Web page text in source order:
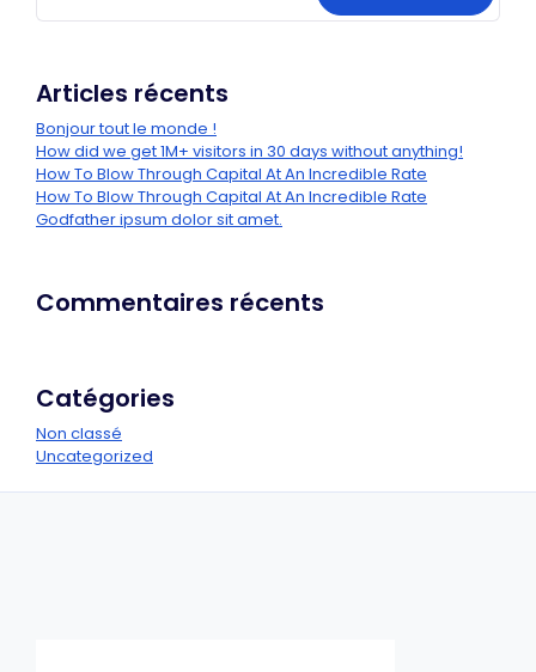
Articles récents
Bonjour tout le monde !
How did we get 1M+ visitors in 30 days without anything!
How To Blow Through Capital At An Incredible Rate
How To Blow Through Capital At An Incredible Rate
Godfather ipsum dolor sit amet.
Commentaires récents
Catégories
Non classé
Uncategorized